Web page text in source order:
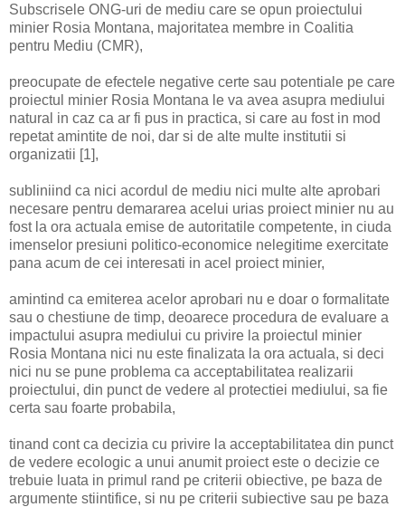
Subscrisele ONG-uri de mediu care se opun proiectului
minier Rosia Montana, majoritatea membre in Coalitia
pentru Mediu (CMR),
preocupate de efectele negative certe sau potentiale pe care
proiectul minier Rosia Montana le va avea asupra mediului
natural in caz ca ar fi pus in practica, si care au fost in mod
repetat amintite de noi, dar si de alte multe institutii si
organizatii [1],
subliniind ca nici acordul de mediu nici multe alte aprobari
necesare pentru demararea acelui urias proiect minier nu au
fost la ora actuala emise de autoritatile competente, in ciuda
imenselor presiuni politico-economice nelegitime exercitate
pana acum de cei interesati in acel proiect minier,
amintind ca emiterea acelor aprobari nu e doar o formalitate
sau o chestiune de timp, deoarece procedura de evaluare a
impactului asupra mediului cu privire la proiectul minier
Rosia Montana nici nu este finalizata la ora actuala, si deci
nici nu se pune problema ca acceptabilitatea realizarii
proiectului, din punct de vedere al protectiei mediului, sa fie
certa sau foarte probabila,
tinand cont ca decizia cu privire la acceptabilitatea din punct
de vedere ecologic a unui anumit proiect este o decizie ce
trebuie luata in primul rand pe criterii obiective, pe baza de
argumente stiintifice, si nu pe criterii subiective sau pe baza